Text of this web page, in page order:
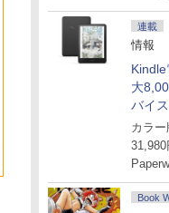
連載
情報
大
バイ
カラ
Book